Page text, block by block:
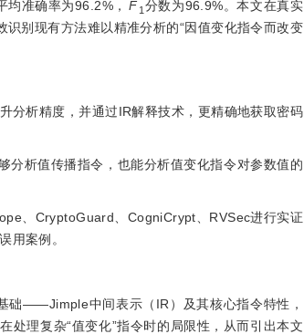
准确率为96.2%， F 1 分数为96.9%。本文在真实
别现有方法难以精准分析的“因值变化指令而改变
分析精度，并通过IR解释技术，更精确地获取密码
分析值传播指令，也能分析值变化指令对参数值的
、CryptoGuard、CogniCrypt、RVSec进行实证
用案例。
础——Jimple中间表示（IR）及其核心指令特性，
处理复杂“值变化”指令时的局限性，从而引出本文